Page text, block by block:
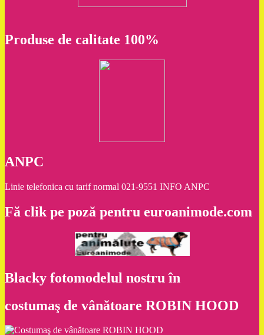
Produse de calitate 100%
ANPC
Linie telefonica cu tarif normal 021-9551 INFO ANPC
Fă clik pe poză pentru euroanimode.com
Blacky fotomodelul nostru în
costumaş de vânătoare ROBIN HOOD